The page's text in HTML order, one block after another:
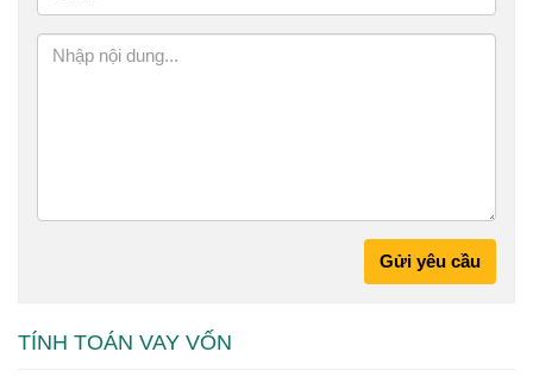
Gửi yêu cầu
TÍNH TOÁN VAY VỐN